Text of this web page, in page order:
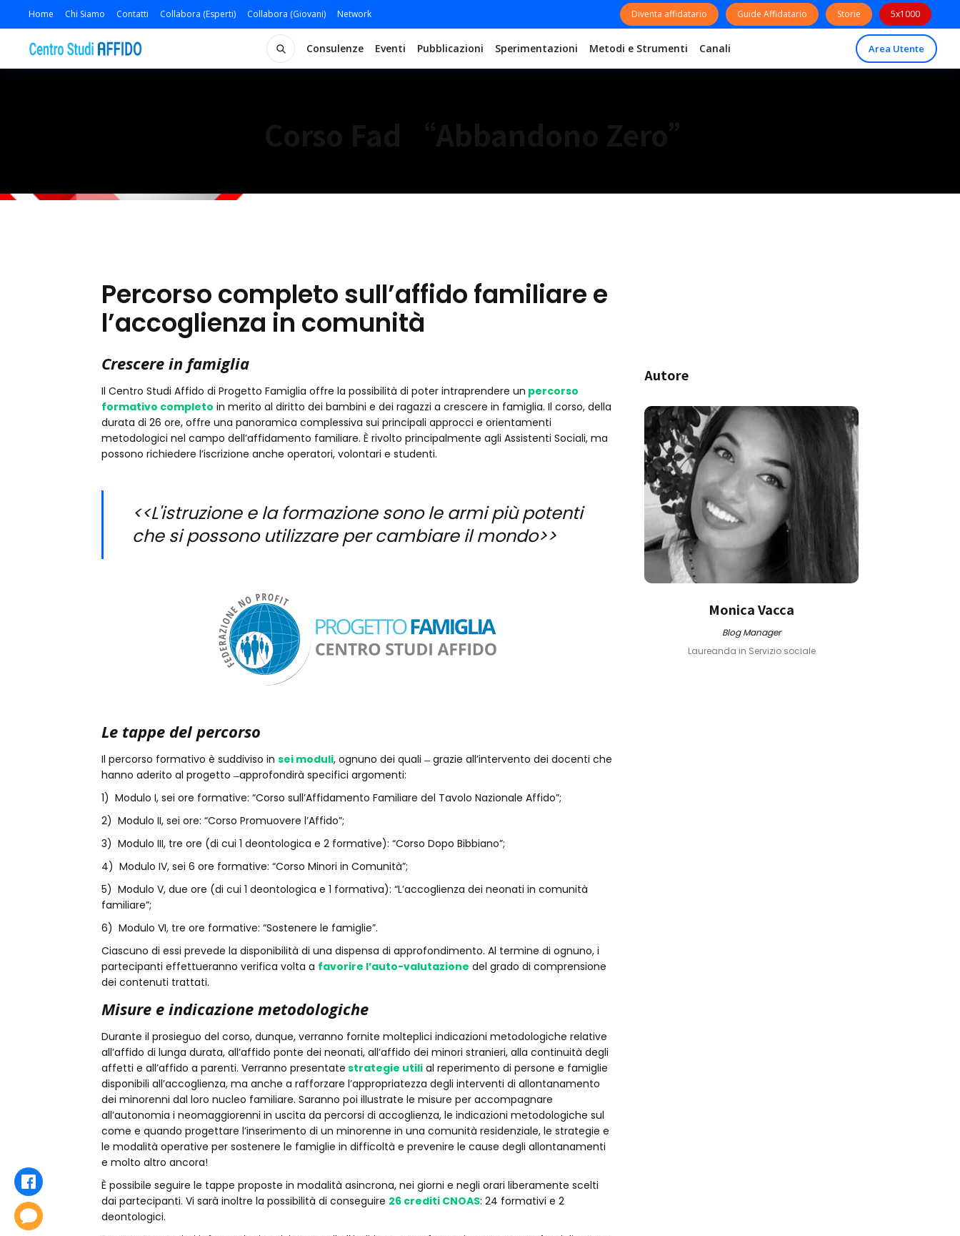
Home Chi Siamo Contatti Collabora (Esperti) Collabora (Giovani) Network Diventa affidatario Guide Affidatario Storie 5x1000
Consulenze Eventi Pubblicazioni Sperimentazioni Metodi e Strumenti Canali Area Utente
Percorso completo sull’affido familiare e
l’accoglienza in comunità
Crescere in famiglia
Il Centro Studi Affido di Progetto Famiglia offre la possibilità di poter intraprendere un percorso
formativo completo in merito al diritto dei bambini e dei ragazzi a crescere in famiglia. Il corso, della
durata di 26 ore, offre una panoramica complessiva sui principali approcci e orientamenti
metodologici nel campo dell’affidamento familiare. È rivolto principalmente agli Assistenti Sociali, ma
possono richiedere l’iscrizione anche operatori, volontari e studenti.
<<L'istruzione e la formazione sono le armi più potenti
che si possono utilizzare per cambiare il mondo>>
Le tappe del percorso
Il percorso formativo è suddiviso in sei moduli, ognuno dei quali ̶ grazie all’intervento dei docenti che
hanno aderito al progetto ̶ approfondirà specifici argomenti:
1) Modulo I, sei ore formative: “Corso sull’Affidamento Familiare del Tavolo Nazionale Affido”;
2) Modulo II, sei ore: “Corso Promuovere l’Affido”;
3) Modulo III, tre ore (di cui 1 deontologica e 2 formative): “Corso Dopo Bibbiano”;
4) Modulo IV, sei 6 ore formative: “Corso Minori in Comunità”;
5) Modulo V, due ore (di cui 1 deontologica e 1 formativa): “L’accoglienza dei neonati in comunità
familiare”;
6) Modulo VI, tre ore formative: “Sostenere le famiglie”.
Ciascuno di essi prevede la disponibilità di una dispensa di approfondimento. Al termine di ognuno, i
partecipanti effettueranno verifica volta a favorire l’auto-valutazione del grado di comprensione
dei contenuti trattati.
Misure e indicazione metodologiche
Durante il prosieguo del corso, dunque, verranno fornite molteplici indicazioni metodologiche relative
all’affido di lunga durata, all’affido ponte dei neonati, all’affido dei minori stranieri, alla continuità degli
affetti e all’affido a parenti. Verranno presentate strategie utili al reperimento di persone e famiglie
disponibili all’accoglienza, ma anche a rafforzare l’appropriatezza degli interventi di allontanamento
dei minorenni dal loro nucleo familiare. Saranno poi illustrate le misure per accompagnare
all’autonomia i neomaggiorenni in uscita da percorsi di accoglienza, le indicazioni metodologiche sul
come e quando progettare l’inserimento di un minorenne in una comunità residenziale, le strategie e
le modalità operative per sostenere le famiglie in difficoltà e prevenire le cause degli allontanamenti
e molto altro ancora!
È possibile seguire le tappe proposte in modalità asincrona, nei giorni e negli orari liberamente scelti
dai partecipanti. Vi sarà inoltre la possibilità di conseguire 26 crediti CNOAS: 24 formativi e 2
deontologici.
Autore
Monica Vacca
Blog Manager
Laureanda in Servizio sociale